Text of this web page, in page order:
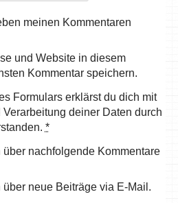
meinen Kommentaren
und Website in diesem
Kommentar speichern.
Formulars erklärst du dich mit
deiner Daten durch
*
nachfolgende Kommentare
neue Beiträge via E-Mail.